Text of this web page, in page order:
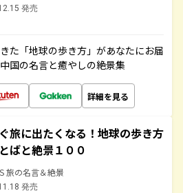
発売
た「地球の歩き方」があなたにお届
国の名言と癒やしの絶景集
詳細を見る
旅に出たくなる！地球の歩き方
ばと絶景１００
旅の名言＆絶景
発売